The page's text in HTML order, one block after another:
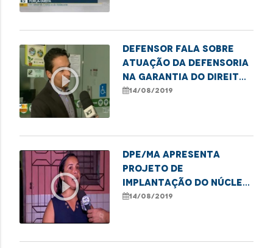
play_circle_outline
Defensor fala sobre
atuação da Defensoria
na garantia do direito
à saúde
14/08/2019
play_circle_outline
DPE/MA apresenta
projeto de
implantação do núcleo
ecológico e
14/08/2019